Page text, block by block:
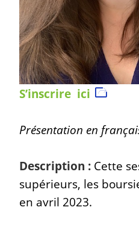
S’inscrire ici
Présentation en
Description : Cette
supérieurs, les
en avril 2023.